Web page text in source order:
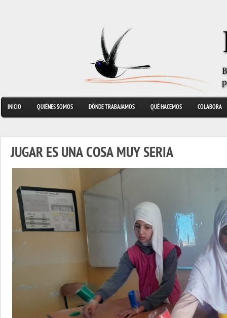
INICIO QUIÉNES SOMOS DÓNDE TRABAJAMOS QUÉ HACEMOS COLABORA
JUGAR ES UNA COSA MUY SERIA